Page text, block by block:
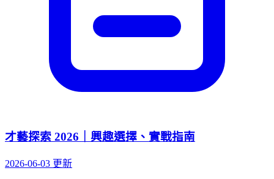
才藝探索 2026｜興趣選擇、實戰指南
2026-06-03 更新